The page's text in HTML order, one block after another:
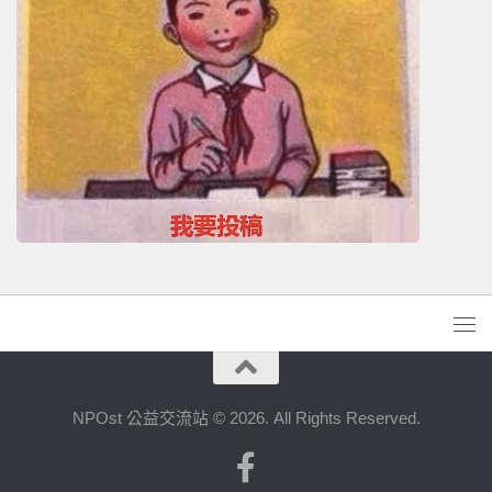
NPOst 公益交流站 © 2026. All Rights Reserved.